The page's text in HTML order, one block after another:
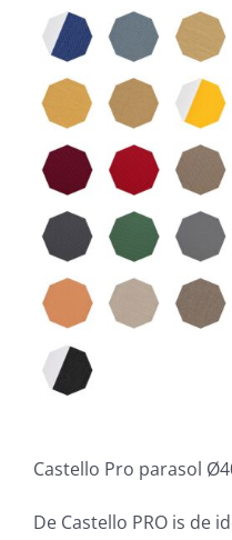
Castello Pro parasol
De Castello PRO is de